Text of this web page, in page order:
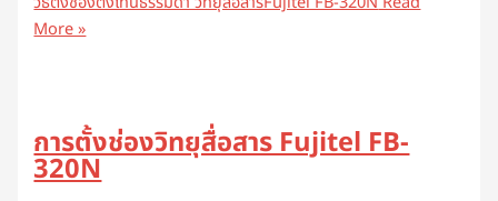
More »
การตั้งช่องวิทยุสื่อสาร Fujitel FB-
320N